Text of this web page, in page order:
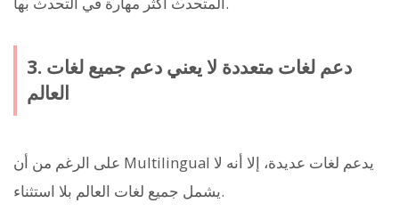
3. دعم لغات متعددة لا يعني دعم جميع لغات
العالم
على الرغم من أن Multilingual يدعم لغات عديدة، إلا أنه لا
يشمل جميع لغات العالم بلا استثناء.